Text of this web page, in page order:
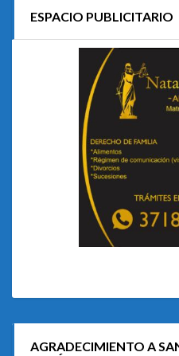
ESPACIO PUBLICITARIO
AGRADECIMIENTO A